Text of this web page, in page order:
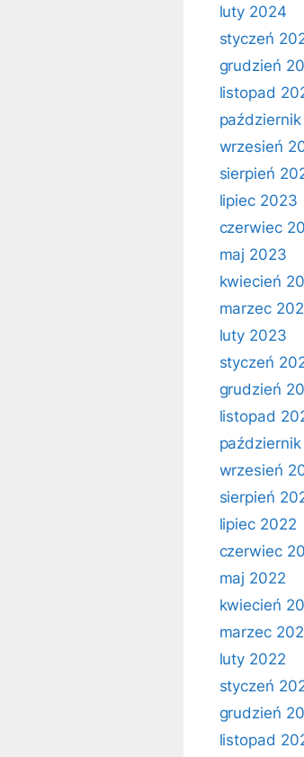
luty 2024
styczeń
grudzień
listopad
wrzesień
sierpień
lipiec 2023
czerwiec
maj 2023
kwiecień
marzec
luty 2023
styczeń
grudzień
listopad
wrzesień
sierpień
lipiec 2022
czerwiec
maj 2022
kwiecień
marzec
luty 2022
styczeń
grudzień
listopad